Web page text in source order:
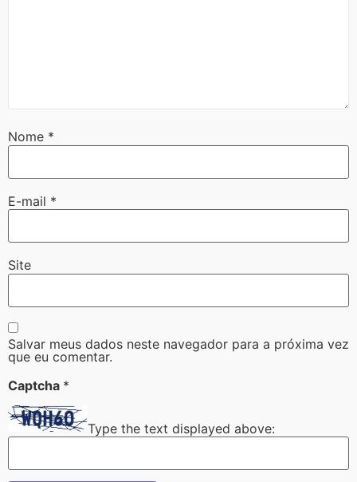
Nome *
E-mail *
Site
Salvar meus dados neste navegador para a próxima vez
que eu comentar.
Captcha *
Type the text displayed above: